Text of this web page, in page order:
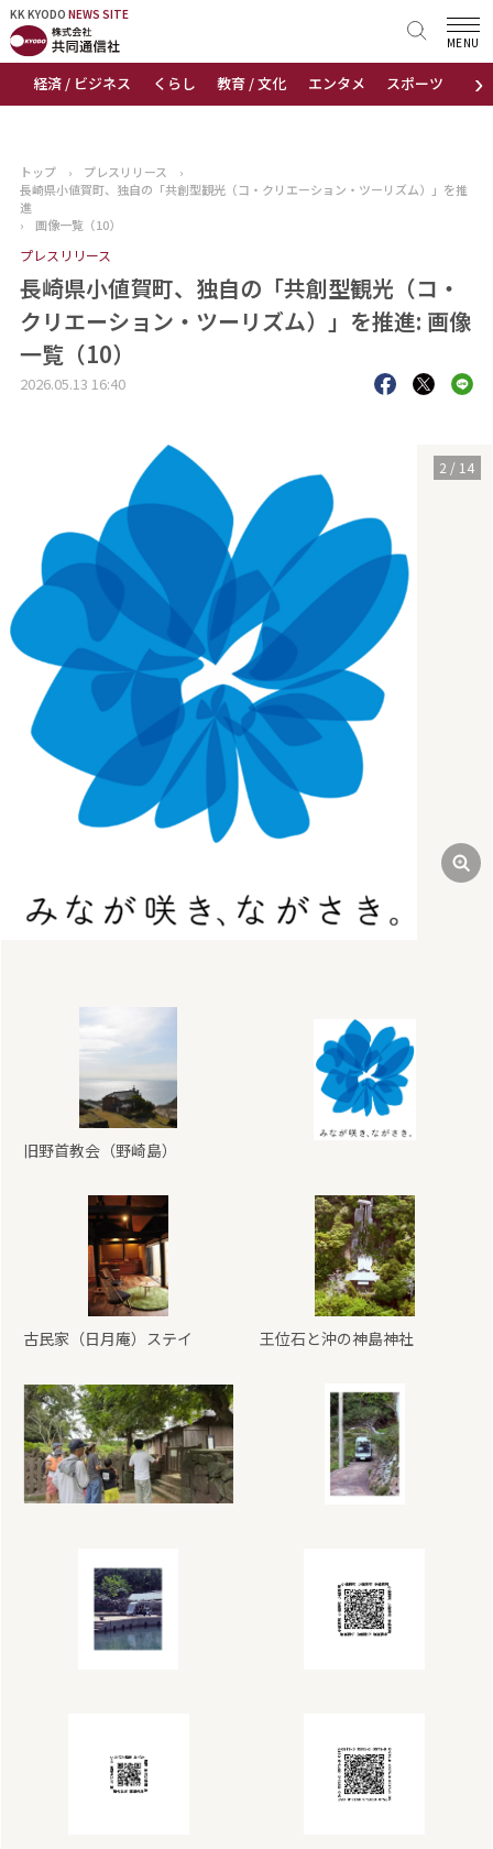
KK KYODO NEWS SITE
›
経済 / ビジネス くらし 教育 / 文化 エンタメ スポーツ 地域
MENU
KK KYODONEWS SITE
トップページ
ニュース
おすすめコンテンツ
出版物
会社概要
トップ › プレスリリース
›
長崎県小値賀町、独自の「共創型観光（コ・クリエーション・ツーリズム）」を推
進
›
画像一覧（10）
プレスリリース
長崎県小値賀町、独自の「共創型観光（コ・
クリエーション・ツーリズム）」を推進: 画像
一覧（10）
2026.05.13 16:40
3 / 14
旧野首教会（野崎島）
古民家（日月庵）ステイ 王位石と沖の神島神社